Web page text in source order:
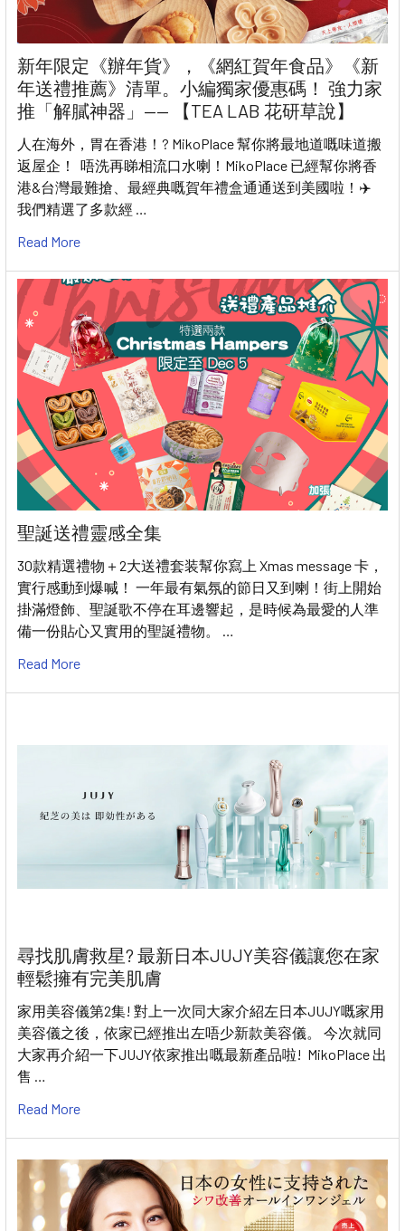
新年限定《辦年貨》，《網紅賀年食品》《新
年送禮推薦》清單。小編獨家優惠碼！ 強力家
推「解膩神器」—— 【TEA LAB 花研草說】
人在海外，胃在香港！? MikoPlace 幫你將最地道嘅味道搬
返屋企！ 唔洗再睇相流口水喇！MikoPlace 已經幫你將香
港&台灣最難搶、最經典嘅賀年禮盒通通送到美國啦！✈️
我們精選了多款經 …
Read More
聖誕送禮靈感全集
30款精選禮物＋2大送禮套装幫你寫上 Xmas message 卡，
實行感動到爆喊！ 一年最有氣氛的節日又到喇！街上開始
掛滿燈飾、聖誕歌不停在耳邊響起，是時候為最愛的人準
備一份貼心又實用的聖誕禮物。 …
Read More
尋找肌膚救星? 最新日本JUJY美容儀讓您在家
輕鬆擁有完美肌膚
家用美容儀第2集! 對上一次同大家介紹左日本JUJY嘅家用
美容儀之後，依家已經推出左唔少新款美容儀。 今次就同
大家再介紹一下JUJY依家推出嘅最新產品啦! MikoPlace 出
售 …
Read More